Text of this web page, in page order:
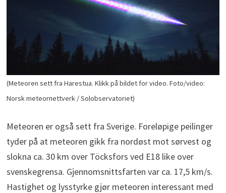
(Meteoren sett fra Harestua. Klikk på bildet for video. Foto/video:
Norsk meteornettverk / Solobservatoriet)
Meteoren er også sett fra Sverige. Foreløpige peilinger
tyder på at meteoren gikk fra nordøst mot sørvest og
slokna ca. 30 km over Töcksfors ved E18 like over
svenskegrensa. Gjennomsnittsfarten var ca. 17,5 km/s.
Hastighet og lysstyrke gjør meteoren interessant med